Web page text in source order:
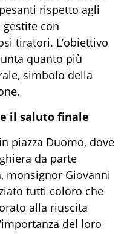
rispetto agli
con
tiratori. L’obiettivo
quanto più
simbolo della
e il saluto finale
piazza Duomo, dove
da parte
monsignor Giovanni
tutti coloro che
alla riuscita
del loro